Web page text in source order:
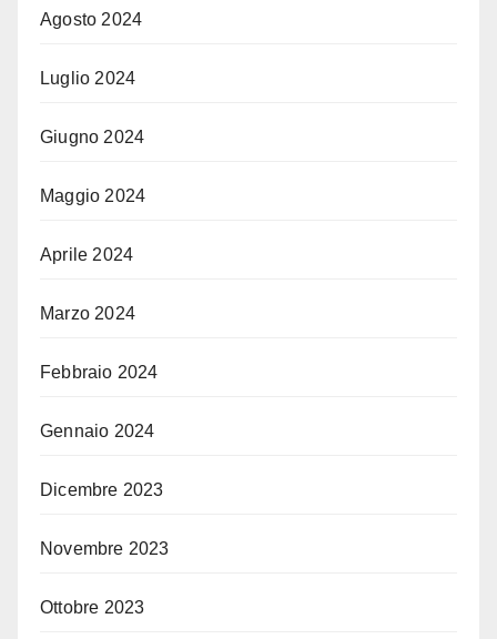
Agosto 2024
Luglio 2024
Giugno 2024
Maggio 2024
Aprile 2024
Marzo 2024
Febbraio 2024
Gennaio 2024
Dicembre 2023
Novembre 2023
Ottobre 2023